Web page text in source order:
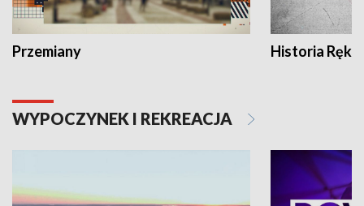
Przemiany Historia Ręką
WYPOCZYNEK I REKREACJA